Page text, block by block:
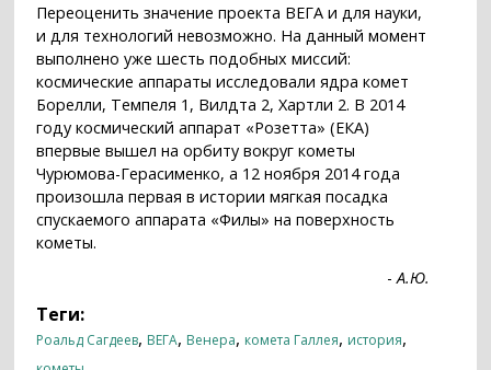
Переоценить значение проекта ВЕГА и для науки,
и для технологий невозможно. На данный момент
выполнено уже шесть подобных миссий:
космические аппараты исследовали ядра комет
Борелли, Темпеля 1, Вилдта 2, Хартли 2. В 2014
году космический аппарат «Розетта» (ЕКА)
впервые вышел на орбиту вокруг кометы
Чурюмова-Герасименко, а 12 ноября 2014 года
произошла первая в истории мягкая посадка
спускаемого аппарата «Филы» на поверхность
кометы.
-А.Ю.
Теги:
Роальд Сагдеев, ВЕГА, Венера, комета Галлея, история,